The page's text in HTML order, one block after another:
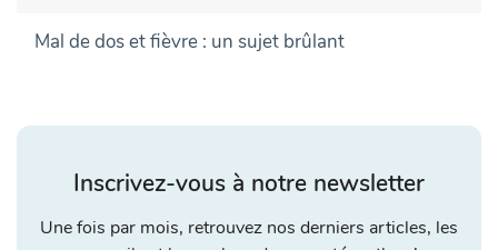
Mal de dos et fièvre : un sujet brûlant
Inscrivez-vous à notre newsletter
Une fois par mois, retrouvez nos derniers articles, les